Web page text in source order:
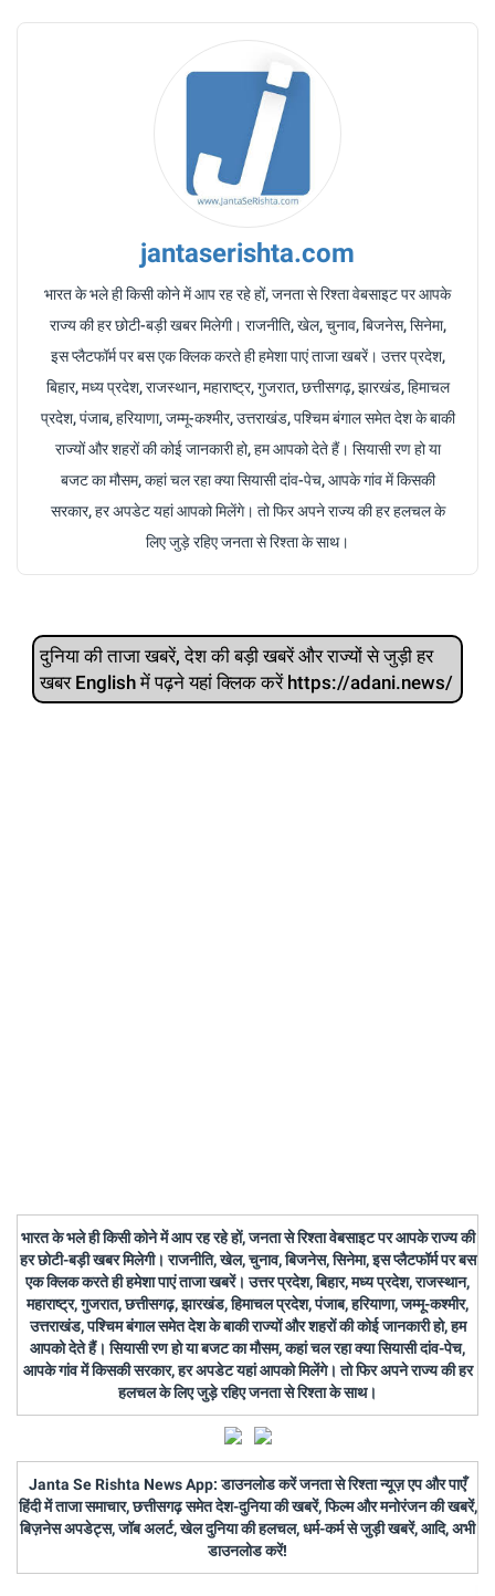
jantaserishta.com
भारत के भले ही किसी कोने में आप रह रहे हों, जनता से रिश्ता वेबसाइट पर आपके
राज्य की हर छोटी-बड़ी खबर मिलेगी। राजनीति, खेल, चुनाव, बिजनेस, सिनेमा,
इस प्लैटफॉर्म पर बस एक क्लिक करते ही हमेशा पाएं ताजा खबरें। उत्तर प्रदेश,
बिहार, मध्य प्रदेश, राजस्थान, महाराष्ट्र, गुजरात, छत्तीसगढ़, झारखंड, हिमाचल
प्रदेश, पंजाब, हरियाणा, जम्मू-कश्मीर, उत्तराखंड, पश्चिम बंगाल समेत देश के बाकी
राज्यों और शहरों की कोई जानकारी हो, हम आपको देते हैं। सियासी रण हो या
बजट का मौसम, कहां चल रहा क्या सियासी दांव-पेच, आपके गांव में किसकी
सरकार, हर अपडेट यहां आपको मिलेंगे। तो फिर अपने राज्य की हर हलचल के
लिए जुड़े रहिए जनता से रिश्ता के साथ।
दुनिया की ताजा खबरें, देश की बड़ी खबरें और राज्‍यों से जुड़ी हर
खबर English में पढ़ने यहां क्लिक करें https://adani.news/
भारत के भले ही किसी कोने में आप रह रहे हों, जनता से रिश्ता वेबसाइट पर आपके राज्य की
हर छोटी-बड़ी खबर मिलेगी। राजनीति, खेल, चुनाव, बिजनेस, सिनेमा, इस प्लैटफॉर्म पर बस
एक क्लिक करते ही हमेशा पाएं ताजा खबरें। उत्तर प्रदेश, बिहार, मध्य प्रदेश, राजस्थान,
महाराष्ट्र, गुजरात, छत्तीसगढ़, झारखंड, हिमाचल प्रदेश, पंजाब, हरियाणा, जम्मू-कश्मीर,
उत्तराखंड, पश्चिम बंगाल समेत देश के बाकी राज्यों और शहरों की कोई जानकारी हो, हम
आपको देते हैं। सियासी रण हो या बजट का मौसम, कहां चल रहा क्या सियासी दांव-पेच,
आपके गांव में किसकी सरकार, हर अपडेट यहां आपको मिलेंगे। तो फिर अपने राज्य की हर
हलचल के लिए जुड़े रहिए जनता से रिश्ता के साथ।
Janta Se Rishta News App: डाउनलोड करें जनता से रिश्ता न्यूज़ एप और पाएँ
हिंदी में ताजा समाचार, छत्तीसगढ़ समेत देश-दुनिया की खबरें, फिल्म और मनोरंजन की खबरें,
बिज़नेस अपडेट्स, जॉब अलर्ट, खेल दुनिया की हलचल, धर्म-कर्म से जुड़ी खबरें, आदि, अभी
डाउनलोड करें!